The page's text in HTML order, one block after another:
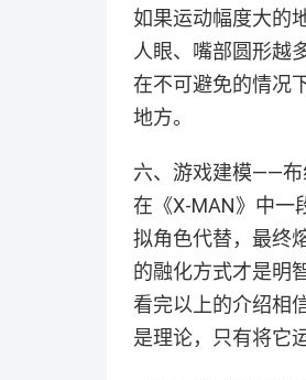
如果运动幅度大的
人眼、嘴部圆形越
在不可避免的情况
地方。
六、游戏建模——布
在《X-MAN》中一
拟角色代替，最终
的融化方式才是明
看完以上的介绍相
是理论，只有将它